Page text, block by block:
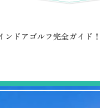
ンドアゴルフ完全ガイド